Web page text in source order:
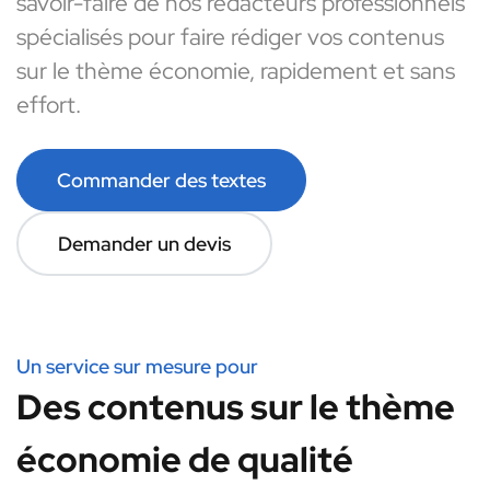
spécialisés pour faire rédiger vos contenus
sur le thème économie, rapidement et sans
effort.
Commander des textes
Demander un devis
Un service sur mesure pour
Des contenus sur le thème
économie de qualité